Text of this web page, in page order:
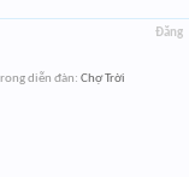
Đăng
diễn đàn: Chợ Trời